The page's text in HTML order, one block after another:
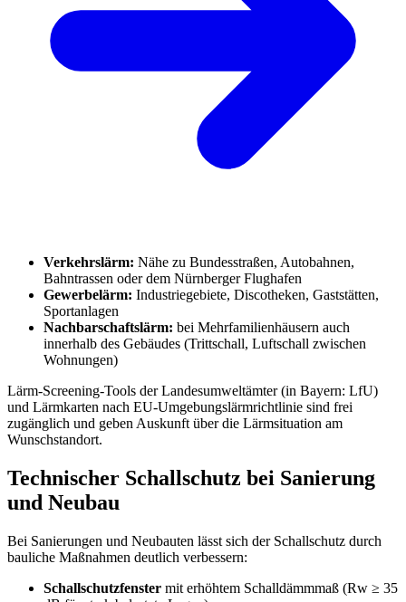
Verkehrslärm: Nähe zu Bundesstraßen, Autobahnen,
Bahntrassen oder dem Nürnberger Flughafen
Gewerbelärm: Industriegebiete, Discotheken, Gaststätten,
Sportanlagen
Nachbarschaftslärm: bei Mehrfamilienhäusern auch
innerhalb des Gebäudes (Trittschall, Luftschall zwischen
Wohnungen)
Lärm-Screening-Tools der Landesumweltämter (in Bayern: LfU)
und Lärmkarten nach EU-Umgebungslärmrichtlinie sind frei
zugänglich und geben Auskunft über die Lärmsituation am
Wunschstandort.
Technischer Schallschutz bei Sanierung
und Neubau
Bei Sanierungen und Neubauten lässt sich der Schallschutz durch
bauliche Maßnahmen deutlich verbessern:
Schallschutzfenster mit erhöhtem Schalldämmmaß (Rw ≥ 35